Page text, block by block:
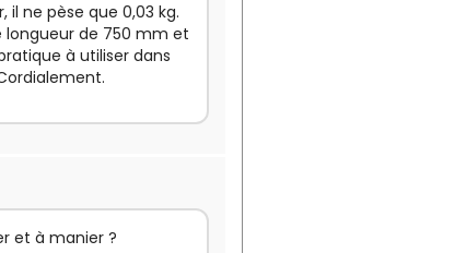
il ne pèse que 0,03 kg.
longueur de 750 mm et
à utiliser dans
et à manier ?